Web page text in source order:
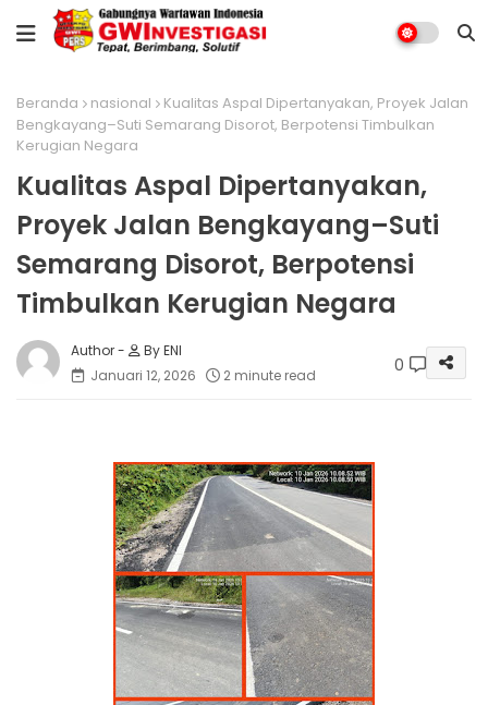
Beranda nasional
Kualitas Aspal Dipertanyakan, Proyek Jalan
Bengkayang–Suti Semarang Disorot, Berpotensi Timbulkan
Kerugian Negara
Kualitas Aspal Dipertanyakan,
Proyek Jalan Bengkayang–Suti
Semarang Disorot, Berpotensi
Timbulkan Kerugian Negara
By ENI
Januari 12, 2026
2 minute read 0